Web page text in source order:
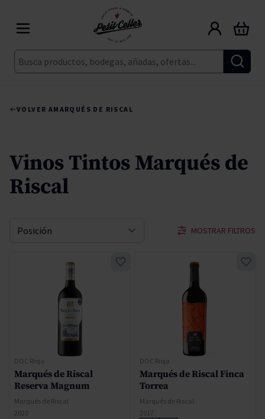
Buscar
Carrito
VOLVER AMARQUÉS DE RISCAL
Vinos Tintos Marqués de
Riscal
MOSTRAR FILTROS
Ordenar por
DOC Rioja
Marqués de Riscal
Reserva Magnum
Marqués de Riscal
2020
DOC Rioja
Marqués de Riscal Finca
Torrea
Marqués de Riscal
2017